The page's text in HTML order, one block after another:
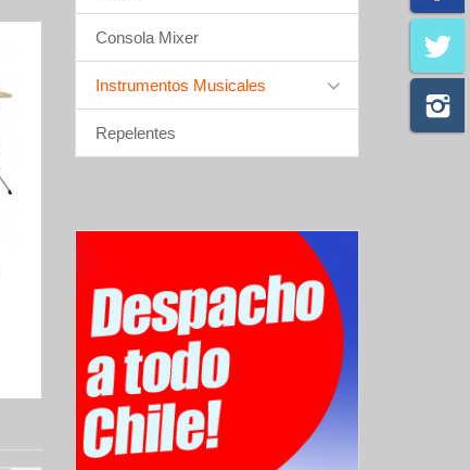
Consola Mixer
Instrumentos Musicales
Repelentes